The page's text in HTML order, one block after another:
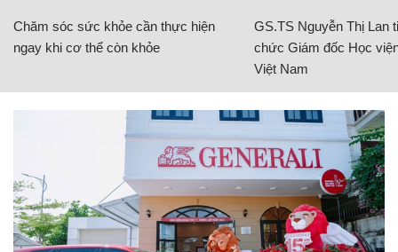
Chăm sóc sức khỏe cần thực hiện
ngay khi cơ thể còn khỏe
GS.TS Nguyễn Thị Lan
chức Giám đốc Học
Việt Nam